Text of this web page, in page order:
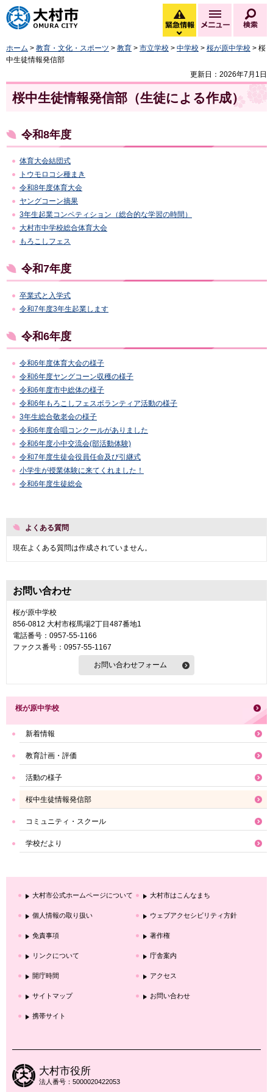
大村市
緊急情報
緊急情報を開く
メニュー
ホーム > 教育・文化・スポーツ > 教育 > 市立学校 > 中学校 > 桜が原中学校 > 桜
中生徒情報発信部
更新日：2026年7月1日
桜中生徒情報発信部（生徒による作成）
令和8年度
体育大会結団式
トウモロコシ種まき
令和8年度体育大会
ヤングコーン摘果
3年生起業コンペティション（総合的な学習の時間）
大村市中学校総合体育大会
もろこしフェス
令和7年度
卒業式と入学式
令和7年度3年生起業します
令和6年度
令和6年度体育大会の様子
令和6年度ヤングコーン収穫の様子
令和6年度市中総体の様子
令和6年もろこしフェスボランティア活動の様子
3年生総合敬老会の様子
令和6年度合唱コンクールがありました
令和6年度小中交流会(部活動体験)
令和7年度生徒会役員任命及び引継式
小学生が授業体験に来てくれました！
令和6年度生徒総会
よくある質問
現在よくある質問は作成されていません。
お問い合わせ
桜が原中学校
856-0812 大村市桜馬場2丁目487番地1
電話番号：0957-55-1166
ファクス番号：0957-55-1167
桜が原中学校
新着情報
教育計画・評価
活動の様子
桜中生徒情報発信部
コミュニティ・スクール
学校だより
大村市公式ホームページについて 大村市はこんなまち
個人情報の取り扱い ウェブアクセシビリティ方針
免責事項 著作権
リンクについて 庁舎案内
開庁時間 アクセス
サイトマップ お問い合わせ
携帯サイト
大村市役所
法人番号：5000020422053